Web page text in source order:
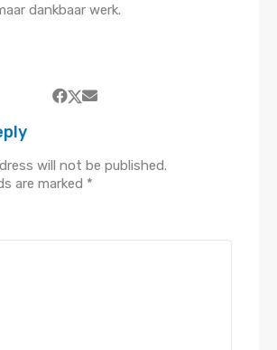
dankbaar werk.
will not be published.
are marked *